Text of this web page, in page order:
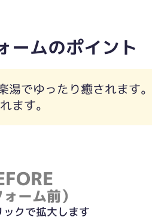
ームのポイント
湯でゆったり癒されます。
ます。
ォーム前）
ックで拡大します